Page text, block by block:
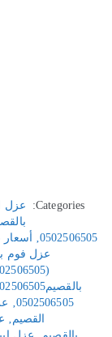
Categories:
عزل
0502506505
‚ أسعار
عزل فوم
(0502506505)
بالقصيم0502506505
0502506505
‚
القصيم‚